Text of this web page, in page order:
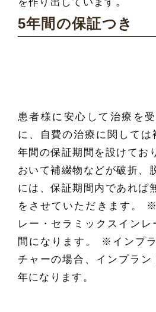
を作り出しています。
5年間の保証つき
患者様に安心して治療を
に、自費の治療に関して
年間の保証期間を設けてお
おいて補綴物などが破折、
には、保証期間内であれば
をさせていただきます。
レー・セラミックスインレ
間になります。 ※インプ
チャーの場合、インプラ
年になります。